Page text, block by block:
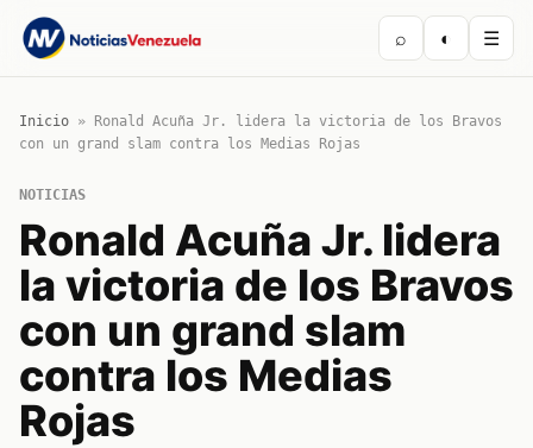
⌕ ◐ ☰
Inicio »
Ronald Acuña Jr. lidera la victoria de los Bravos
con un grand slam contra los Medias Rojas
NOTICIAS
Ronald Acuña Jr. lidera
la victoria de los Bravos
con un grand slam
contra los Medias
Rojas